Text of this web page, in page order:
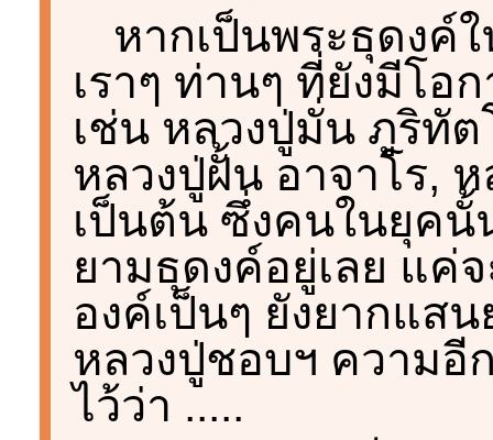
หากเป็นพระธุดงค์
เราๆ ท่านๆ ที่ยังมีโ
เช่น หลวงปู่มั่น ภูริทั
หลวงปู่ฝั้น อาจาโร,
เป็นต้น ซึ่งคนในยุคนั้
ยามธุดงค์อยู่เลย แค่
องค์เป็นๆ ยังยากแส
หลวงปู่ชอบฯ ความอี
ไว้ว่า .....